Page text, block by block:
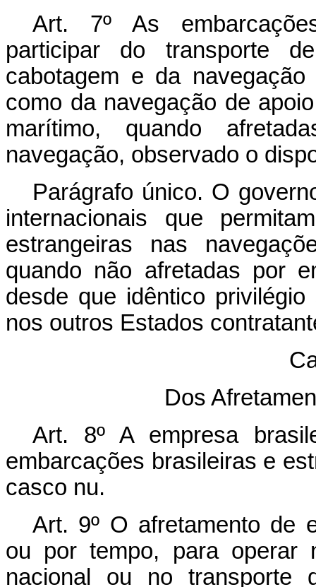
Art. 7º As
participar do transporte
cabotagem e da
como da navegação de
marítimo, quando
navegação, observado o
Parágrafo único. O
internacionais que
estrangeiras nas
quando não afretadas por
desde que idêntico
nos outros Estados
Dos
Art. 8º A empresa
embarcações brasileiras e
casco nu.
Art. 9º O afretamento de
ou por tempo, para operar
nacional ou no transporte